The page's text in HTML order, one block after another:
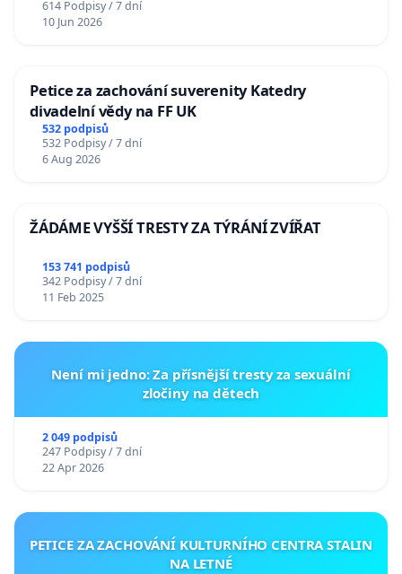
614 Podpisy / 7 dní
10 Jun 2026
Petice za zachování suverenity Katedry
divadelní vědy na FF UK
532 podpisů
532 Podpisy / 7 dní
6 Aug 2026
ŽÁDÁME VYŠŠÍ TRESTY ZA TÝRÁNÍ ZVÍŘAT
153 741 podpisů
342 Podpisy / 7 dní
11 Feb 2025
Není mi jedno: Za přísnější tresty za sexuální
zločiny na dětech
2 049 podpisů
247 Podpisy / 7 dní
22 Apr 2026
PETICE ZA ZACHOVÁNÍ KULTURNÍHO CENTRA STALIN
NA LETNÉ